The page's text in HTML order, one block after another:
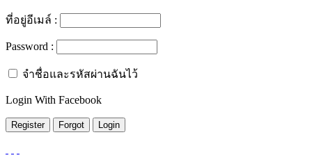
ที่อยู่อีเมล์ :
Password :
จำชื่อและรหัสผ่านฉันไว้
Login With Facebook